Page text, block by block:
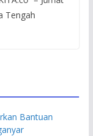
Tengah
Bantuan